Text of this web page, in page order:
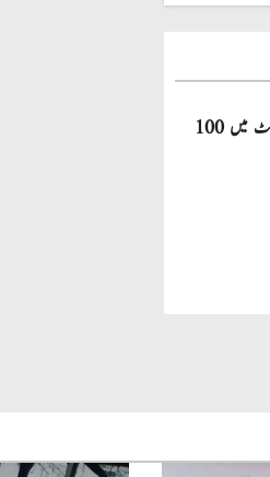
صاحبزادہ فرحان ایک سال میں ٹی ٹوئنٹی کرکٹ میں 100